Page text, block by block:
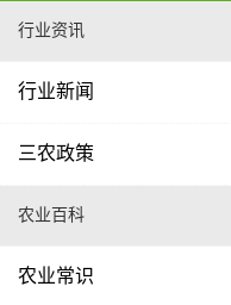
行业资讯
行业新闻
三农政策
农业百科
农业常识